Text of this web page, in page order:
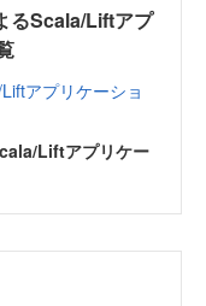
るScala/Liftアプ
アプリケーショ
Liftアプリケー